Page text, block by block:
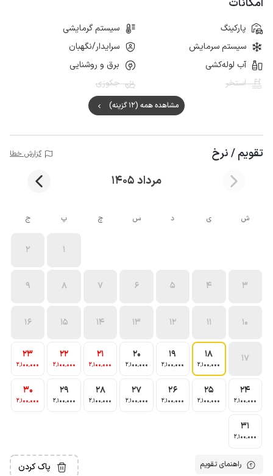
امکانات
پارکینگ
سیستم گرمایشی
سیستم سرمایش
سرایدار/نگهبان
آب لوله‌کشی
برق و روشنایی
استخر
جکوزی
مشاهده همه (12 گزینه)
تقویم / نرخ گزارش خطا
مرداد 1405
ش ی د س چ پ ج
1
2
3
4
5
6
7
8
9
10
11
12
13
14
15
16
17
18
2٬100٬000
19
2٬100٬000
20
2٬100٬000
21
2٬100٬000
22
2٬100٬000
23
2٬100٬000
24
2٬100٬000
25
2٬100٬000
26
2٬100٬000
27
2٬100٬000
28
2٬100٬000
29
2٬100٬000
30
2٬100٬000
31
2٬100٬000
راهنمای تقویم پاک کردن